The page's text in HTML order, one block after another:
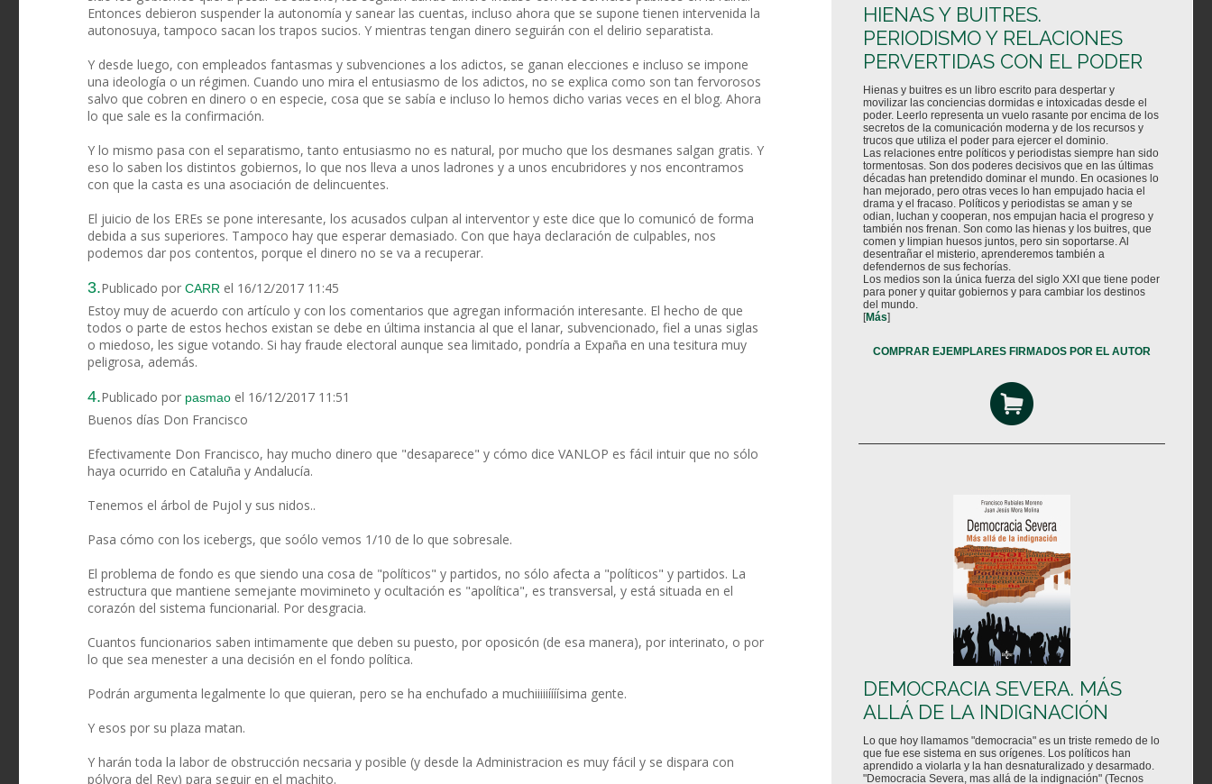
Entonces debieron suspender la autonomía y sanear las cuentas, incluso ahora que se supone tienen intervenida la
autonosuya, tampoco sacan los trapos sucios. Y mientras tengan dinero seguirán con el delirio separatista.
Y desde luego, con empleados fantasmas y subvenciones a los adictos, se ganan elecciones e incluso se impone
una ideología o un régimen. Cuando uno mira el entusiasmo de los adictos, no se explica como son tan fervorosos
salvo que cobren en dinero o en especie, cosa que se sabía e incluso lo hemos dicho varias veces en el blog. Ahora
lo que sale es la confirmación.
Y lo mismo pasa con el separatismo, tanto entusiasmo no es natural, por mucho que los desmanes salgan gratis. Y
eso lo saben los distintos gobiernos, lo que nos lleva a unos ladrones y a unos encubridores y nos encontramos
con que la casta es una asociación de delincuentes.
El juicio de los EREs se pone interesante, los acusados culpan al interventor y este dice que lo comunicó de forma
debida a sus superiores. Tampoco hay que esperar demasiado. Con que haya declaración de culpables, nos
podemos dar pos contentos, porque el dinero no se va a recuperar.
3.Publicado por CARR el 16/12/2017 11:45
Estoy muy de acuerdo con artículo y con los comentarios que agregan información interesante. El hecho de que
todos o parte de estos hechos existan se debe en última instancia al que el lanar, subvencionado, fiel a unas siglas
o miedoso, les sigue votando. Si hay fraude electoral aunque sea limitado, pondría a Expaña en una tesitura muy
peligrosa, además.
4.Publicado por pasmao el 16/12/2017 11:51
Buenos días Don Francisco
Efectivamente Don Francisco, hay mucho dinero que "desaparece" y cómo dice VANLOP es fácil intuir que no sólo
haya ocurrido en Cataluña y Andalucía.
Tenemos el árbol de Pujol y sus nidos..
Pasa cómo con los icebergs, que soólo vemos 1/10 de lo que sobresale.
El problema de fondo es que siendo una cosa de "políticos" y partidos, no sólo afecta a "políticos" y partidos. La
estructura que mantiene semejante movimineto y ocultación es "apolítica", es transversal, y está situada en el
corazón del sistema funcionarial. Por desgracia.
Cuantos funcionarios saben intimamente que deben su puesto, por oposicón (de esa manera), por interinato, o por
lo que sea menester a una decisión en el fondo política.
Podrán argumenta legalmente lo que quieran, pero se ha enchufado a muchiiiiiíííísima gente.
Y esos por su plaza matan.
Y harán toda la labor de obstrucción necsaria y posible (y desde la Administracion es muy fácil y se dispara con
pólvora del Rey) para seguir en el machito.
HIENAS Y BUITRES.
PERIODISMO Y RELACIONES
PERVERTIDAS CON EL PODER
Hienas y buitres es un libro escrito para despertar y
movilizar las conciencias dormidas e intoxicadas desde el
poder. Leerlo representa un vuelo rasante por encima de los
secretos de la comunicación moderna y de los recursos y
trucos que utiliza el poder para ejercer el dominio.
Las relaciones entre políticos y periodistas siempre han sido
tormentosas. Son dos poderes decisivos que en las últimas
décadas han pretendido dominar el mundo. En ocasiones lo
han mejorado, pero otras veces lo han empujado hacia el
drama y el fracaso. Políticos y periodistas se aman y se
odian, luchan y cooperan, nos empujan hacia el progreso y
también nos frenan. Son como las hienas y los buitres, que
comen y limpian huesos juntos, pero sin soportarse. Al
desentrañar el misterio, aprenderemos también a
defendernos de sus fechorías.
Los medios son la única fuerza del siglo XXI que tiene poder
para poner y quitar gobiernos y para cambiar los destinos
del mundo.
[Más]
COMPRAR EJEMPLARES FIRMADOS POR EL AUTOR
DEMOCRACIA SEVERA. MÁS
ALLÁ DE LA INDIGNACIÓN
Lo que hoy llamamos "democracia" es un triste remedo de lo
que fue ese sistema en sus orígenes. Los políticos han
aprendido a violarla y la han desnaturalizado y desarmado.
"Democracia Severa, mas allá de la indignación" (Tecnos